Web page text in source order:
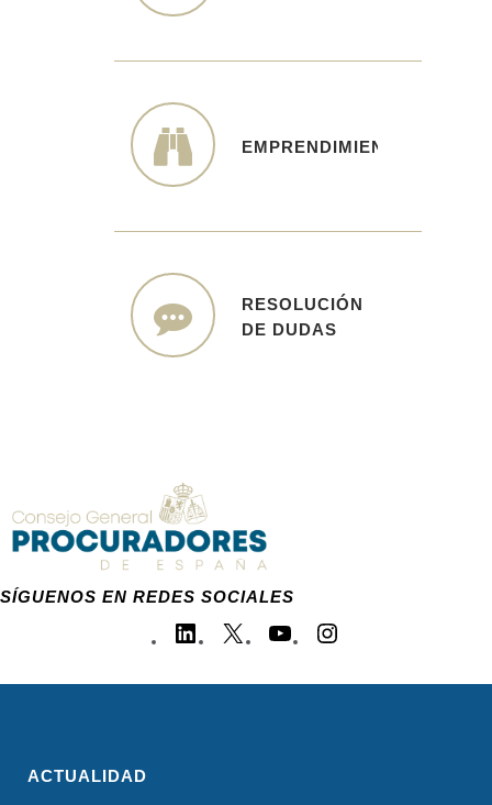
EMPRENDIMIENTO
EMPRENDIMIENTO
RESOLUCIÓN
DE DUDAS
RESOLUCIÓN DE
DUDAS
SÍGUENOS EN REDES SOCIALES
ACTUALIDAD